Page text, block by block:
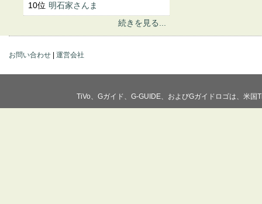
10位 明石家さんま
続きを見る...
お問い合わせ 運営会社
TiVo、Gガイド、G-GUIDE、およびGガイドロゴは、米